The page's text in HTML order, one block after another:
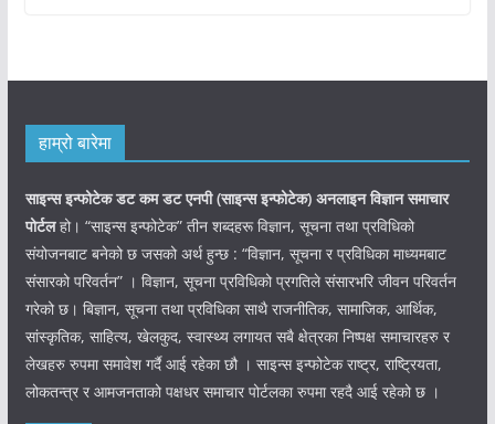
हाम्रो बारेमा
साइन्स इन्फोटेक डट कम डट एनपी (साइन्सइन्फोटेक) अनलाइन विज्ञान समाचार
पोर्टलहो। “साइन्स इन्फोटेक” तीन शब्दहरू विज्ञान, सूचना तथा प्रविधिको
संयोजनबाट बनेको छ जसको अर्थ हुन्छ : “विज्ञान, सूचना र प्रविधिका माध्यमबाट
संसारको परिवर्तन” । विज्ञान, सूचना प्रविधिको प्रगतिले संसारभरि जीवन परिवर्तन
गरेको छ। बिज्ञान, सूचना तथा प्रविधिका साथै राजनीतिक, सामाजिक, आर्थिक,
सांस्कृतिक, साहित्य, खेलकुद, स्वास्थ्य लगायत सबै क्षेत्रका निष्पक्ष समाचारहरु र
लेखहरु रुपमा समावेश गर्दै आई रहेका छौ । साइन्स इन्फोटेक राष्ट्र, राष्ट्रियता,
लोकतन्त्र र आमजनताको पक्षधर समाचार पोर्टलका रुपमा रहदै आई रहेको छ ।